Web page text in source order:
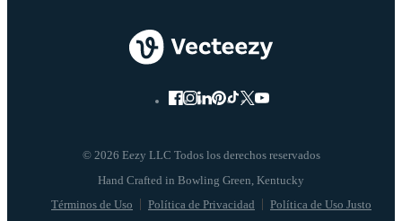
© 2026 Eezy LLC Todos los derechos reservados
Términos de Uso Política de Privacidad Política de Uso Justo